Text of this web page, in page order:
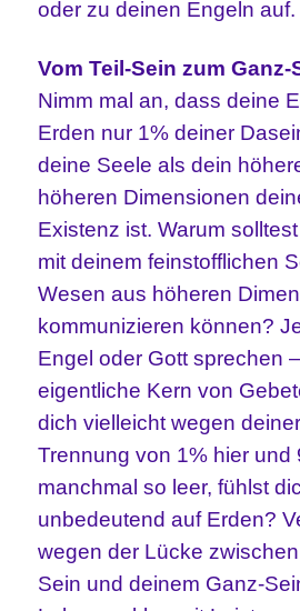
oder zu deinen Engeln auf.
VomTeil-Sein zum Ganz-
Nimm mal an, dass deine
Erden nur 1% deiner
deine Seele als dein
höheren Dimensionen
Existenz ist. Warum
mit deinem feinstofflichen
Wesen aus höheren
kommunizieren können?
Engel oder Gott sprechen
eigentliche Kern von
dich vielleicht wegen
Trennung von 1% hier und
manchmal so leer, fühlst
unbedeutend auf Erden?
wegen der Lücke
Sein und deinem Ganz-